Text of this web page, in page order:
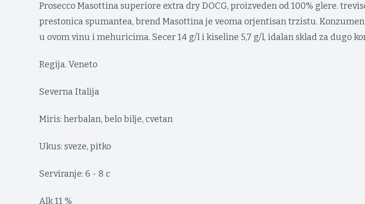
Prosecco Masottina superiore extra dry DOCG, proizveden od 100% glere.
prestonica spumantea, brend Masottina je veoma orjentisan trzistu.
u ovom vinu i mehuricima. Secer 14 g/l i kiseline 5,7 g/l, idalan sklad za dugo
Regija. Veneto
Severna Italija
Miris: herbalan, belo bilje, cvetan
Ukus: sveze, pitko
Serviranje: 6 - 8 c
Alk 11 %